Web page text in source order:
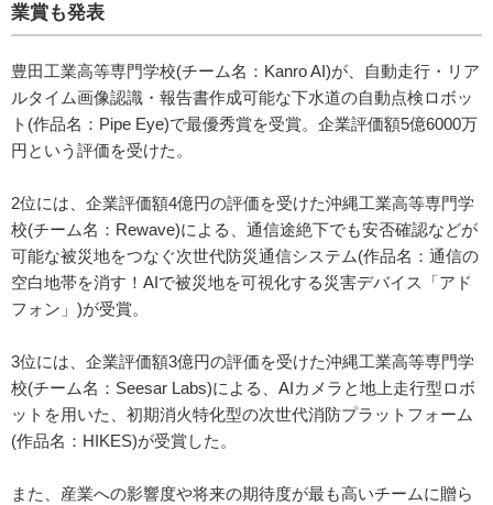
業賞も発表
豊田工業高等専門学校(チーム名：Kanro AI)が、自動走行・リア
ルタイム画像認識・報告書作成可能な下水道の自動点検ロボッ
ト(作品名：Pipe Eye)で最優秀賞を受賞。企業評価額5億6000万
円という評価を受けた。
2位には、企業評価額4億円の評価を受けた沖縄工業高等専門学
校(チーム名：Rewave)による、通信途絶下でも安否確認などが
可能な被災地をつなぐ次世代防災通信システム(作品名：通信の
空白地帯を消す！AIで被災地を可視化する災害デバイス「アド
フォン」)が受賞。
3位には、企業評価額3億円の評価を受けた沖縄工業高等専門学
校(チーム名：Seesar Labs)による、AIカメラと地上走行型ロボ
ットを用いた、初期消火特化型の次世代消防プラットフォーム
(作品名：HIKES)が受賞した。
また、産業への影響度や将来の期待度が最も高いチームに贈ら